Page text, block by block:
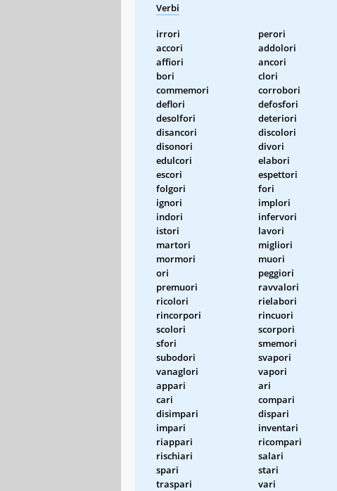
Verbi
irrori perori
accori
addolori
affiori
ancori
bori
clori
commemori
corrobori
deflori
defosfori
desolfori
deteriori
disancori
discolori
disonori
divori
edulcori
elabori
escori
espettori
folgori
fori
ignori
implori
indori
infervori
istori
lavori
martori
migliori
mormori
muori
ori
peggiori
premuori
ravvalori
ricolori
rielabori
rincorpori
rincuori
scolori
scorpori
sfori
smemori
subodori
svapori
vanaglori
vapori
appari
ari
cari
compari
disimpari
dispari
impari
inventari
riappari
ricompari
rischiari
salari
spari
stari
traspari
vari